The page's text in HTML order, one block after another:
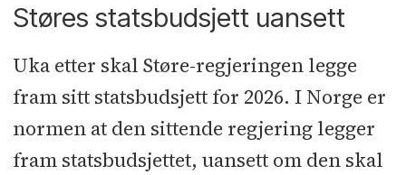
Støres statsbudsjett uansett
Uka etter skal Støre-regjeringen legge
fram sitt statsbudsjett for 2026. I Norge er
normen at den sittende regjering legger
fram statsbudsjettet, uansett om den skal